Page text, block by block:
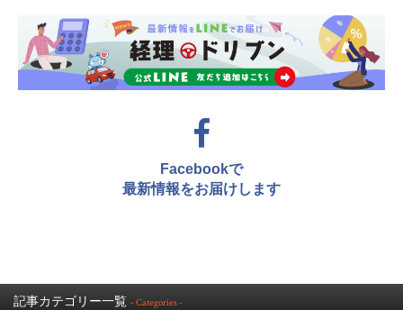
Facebookで
最新情報をお届けします
記事カテゴリー一覧 - Categories -